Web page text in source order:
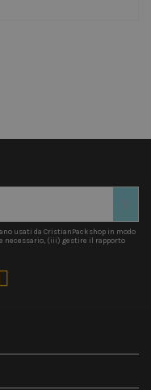
usati da CristianPackshop in modo
necessario, (iii) gestire il rapporto